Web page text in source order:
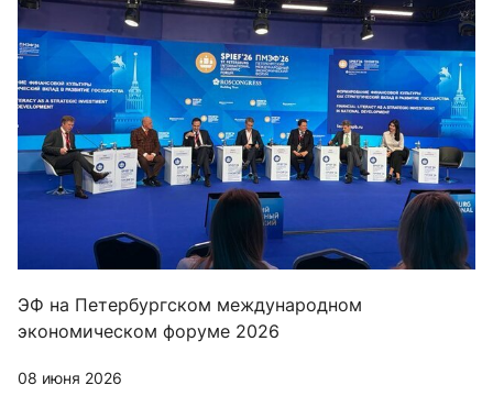
ЭФ на Петербургском международном
экономическом форуме 2026
08 июня 2026